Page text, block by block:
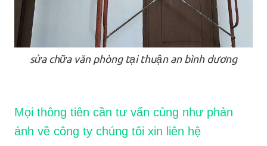
sửa chữa văn phòng tại thuận an bình dương
Mọi thông tiên cần tư vấn củng như phản
ánh về công ty chúng tôi xin liên hệ